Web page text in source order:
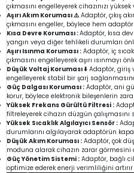
çıkmasını engelleyerek cihazınızı
Aşırı Akım Koruması ⚠️Adaptör, çıkış
çıkmasını engeller, böylece hem
Kısa Devre Koruması :Adaptör, kısa
yangın veya diğer tehlikeli durumları
Aşırı Isınma Koruması : Adaptör, iç
çıkmasını engelleyerek aşırı ısınmayı
Düşük Voltaj Koruması ⬇️ Adaptör, giriş
engelleyerek stabil bir şarj
Güç Dalgası Koruması : Adaptör, ani
korur, böylece elektronik bileşenlerin
Yüksek Frekans Gürültü Filtresi :
filtreleyerek cihazın düzgün
Yüksek Sıcaklık Algılayıcı Sensör :
durumlarını algılayarak adaptörün
Düşük Akım Koruması : Adaptör, çok
moduna alarak cihazın zarar görmesini
Güç Yönetim Sistemi : Adaptör, bağlı
optimize ederek enerji verimliliğini